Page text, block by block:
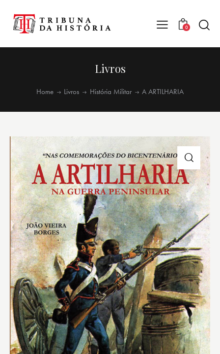
0
Livros
Home Livros História Militar A ARTILHARIA